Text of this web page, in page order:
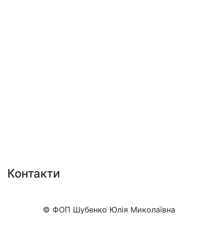
Контакти
© ФОП Шубенко Юлія Миколаївна